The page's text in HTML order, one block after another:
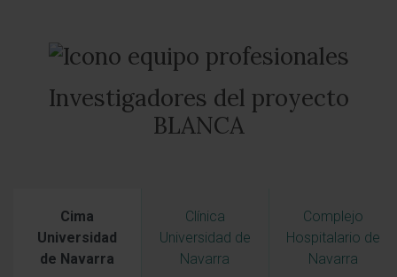
Investigadores del proyecto
BLANCA
Cima
Universidad
de Navarra
Clínica
Universidad de
Navarra
Complejo
Hospitalario de
Navarra